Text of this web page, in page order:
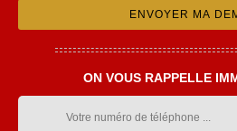
ON VOUS RAPPELLE